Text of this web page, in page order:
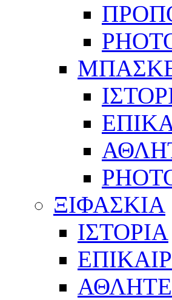
ΞΙΦΑΣΚΙΑ
ΙΣΤΟΡΙΑ